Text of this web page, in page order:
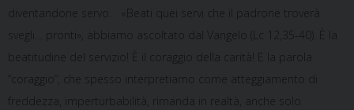
diventandone servo. «Beati quei servi che il padrone troverà
svegli… pronti», abbiamo ascoltato dal Vangelo (Lc 12,35-40). È la
beatitudine del servizio! È il coraggio della carità! E la parola
“coraggio”, che spesso interpretiamo come atteggiamento di
freddezza, imperturbabilità, rimanda in realtà, anche solo